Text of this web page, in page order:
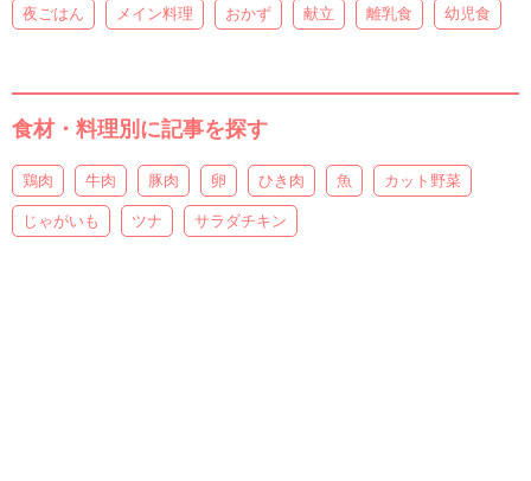
夜ごはん メイン料理 おかず 献立 離乳食 幼児食
食材・料理別に記事を探す
鶏肉 牛肉 豚肉 卵 ひき肉 魚 カット野菜
じゃがいも ツナ サラダチキン